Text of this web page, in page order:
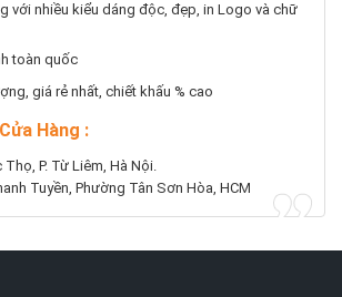
với nhiều kiểu dáng độc, đẹp, in Logo và chữ
toàn quốc
giá rẻ nhất, chiết khấu % cao
Hàng :
P. Từ Liêm, Hà Nội.
Tuyền, Phường Tân Sơn Hòa, HCM